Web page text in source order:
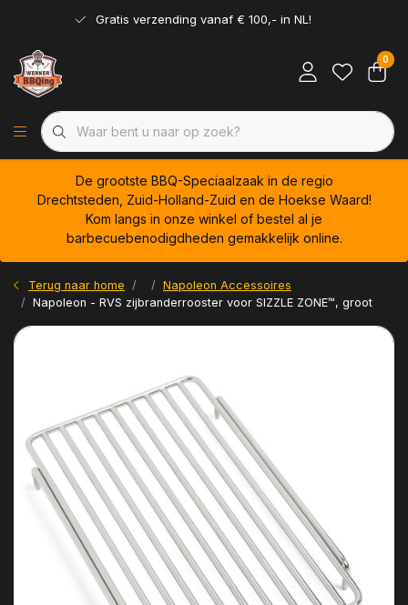
Gratis verzending vanaf € 100,- in NL!
0
De grootste BBQ-Speciaalzaak in de regio
Drechtsteden, Zuid-Holland-Zuid en de Hoekse Waard!
Kom langs in onze winkel of bestel al je
barbecuebenodigdheden gemakkelijk online.
Terug naar home
Napoleon Accessoires
Napoleon - RVS zijbranderrooster voor SIZZLE ZONE™, groot